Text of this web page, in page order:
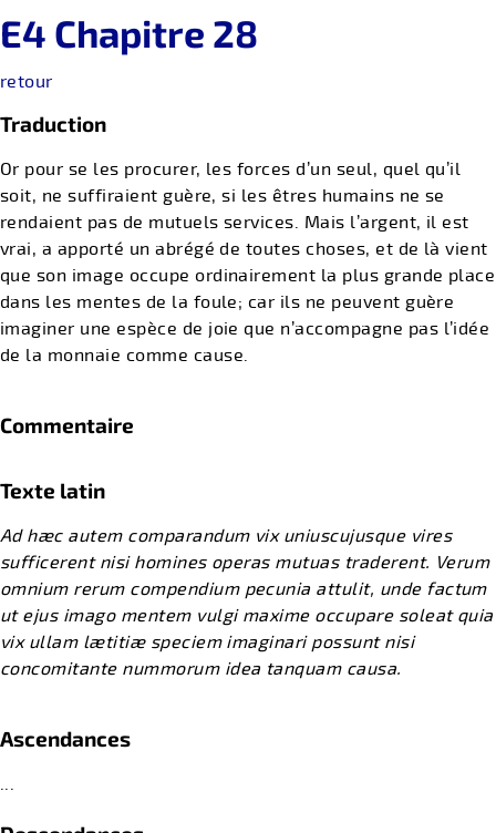
E4 Chapitre 28
retour
Traduction
Or pour se les procurer, les forces d’un seul, quel qu’il
soit, ne suffiraient guère, si les êtres humains ne se
rendaient pas de mutuels services. Mais l’argent, il est
vrai, a apporté un abrégé de toutes choses, et de là vient
que son image occupe ordinairement la plus grande place
dans les mentes de la foule; car ils ne peuvent guère
imaginer une espèce de joie que n’accompagne pas l’idée
de la monnaie comme cause.
Commentaire
Texte latin
Ad hæc autem comparandum vix uniuscujusque vires
sufficerent nisi homines operas mutuas traderent. Verum
omnium rerum compendium pecunia attulit, unde factum
ut ejus imago mentem vulgi maxime occupare soleat quia
vix ullam lætitiæ speciem imaginari possunt nisi
concomitante nummorum idea tanquam causa.
Ascendances